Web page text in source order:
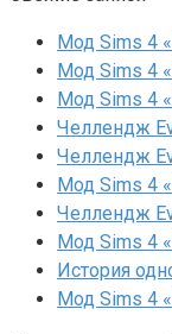
Мод Sims 4
Мод Sims 4
Мод Sims 4
Челлендж
Челлендж
Мод Sims 4
Челлендж
Мод Sims 4
История
Мод Sims 4